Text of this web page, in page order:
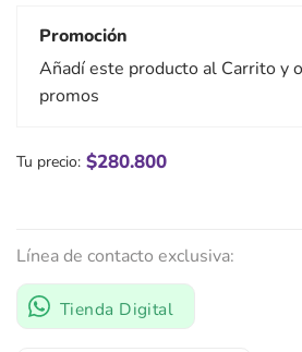
Promoción
Añadí este producto al Carrito y
promos
Tu precio: $280.800
Línea de contacto exclusiva:
Tienda Digital